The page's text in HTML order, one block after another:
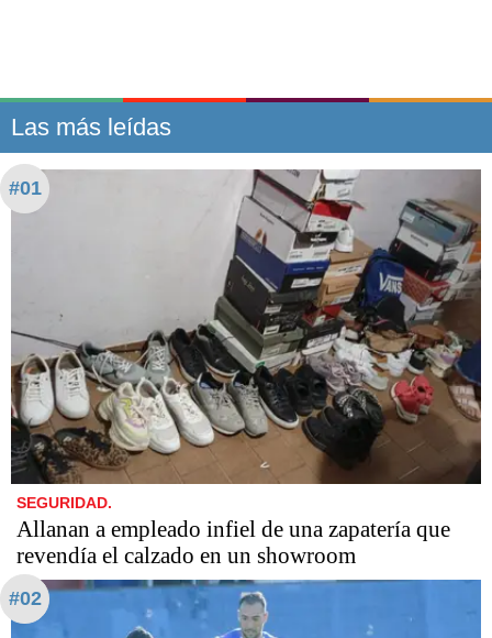
Las más leídas
#01
SEGURIDAD.
Allanan a empleado infiel de una zapatería que
revendía el calzado en un showroom
#02